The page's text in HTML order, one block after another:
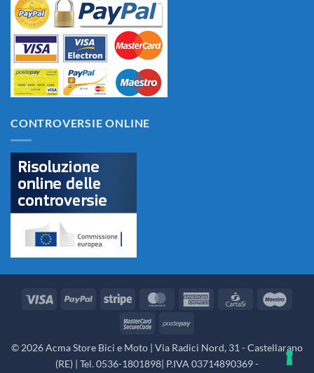
CONTROVERSIE ONLINE
Visa PayPal Stripe MasterCardAmerican
CartaSi
MasterCardPostepay
© 2026 Acma Store Bici e Moto | Via Radici Nord, 31 - Castellarano
(RE) | Tel. 0536-1801898| P.IVA 03714890369 -